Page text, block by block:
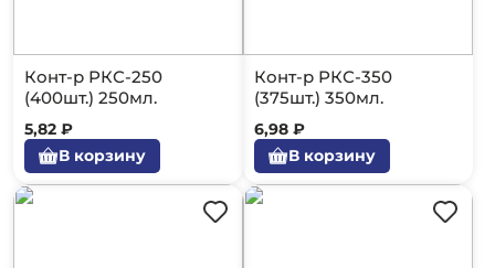
Конт-р РКС-250
(400шт.) 250мл.
5,82 ₽
В корзину
Конт-р РКС-350
(375шт.) 350мл.
6,98 ₽
В корзину